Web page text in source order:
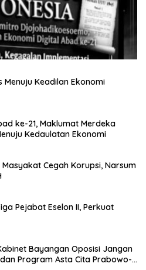
Menuju Keadilan Ekonomi
ke-21, Maklumat Merdeka
Kedaulatan Ekonomi
Masyakat Cegah Korupsi, Narsum
Bayangan Oposisi Jangan
Program Asta Cita Prabowo-